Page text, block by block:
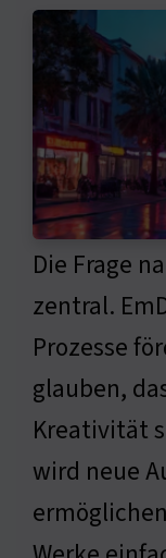
Die Frage
zentral.
Prozesse
glauben,
Kreativität
wird neue